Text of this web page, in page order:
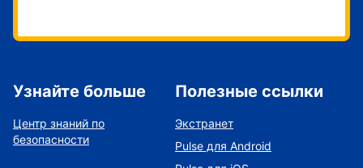
Узнайте больше
Центр знаний по
безопасности
Полезные ссылки
Экстранет
Pulse для Android